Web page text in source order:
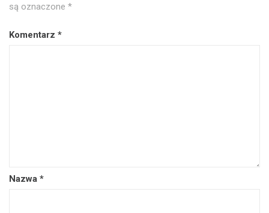
są oznaczone *
Komentarz *
Nazwa *